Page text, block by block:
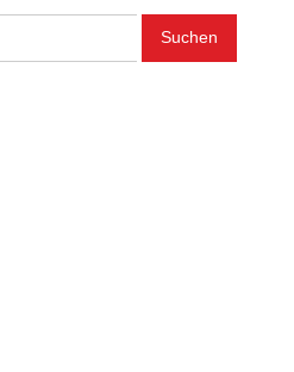
Suchen